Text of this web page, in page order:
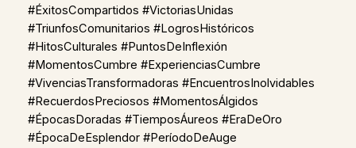
#ÉxitosCompartidos #VictoriasUnidas
#TriunfosComunitarios #LogrosHistóricos
#HitosCulturales #PuntosDeInflexión
#MomentosCumbre #ExperienciasCumbre
#VivenciasTransformadoras #EncuentrosInolvidables
#RecuerdosPreciosos #MomentosÁlgidos
#ÉpocasDoradas #TiemposÁureos #EraDeOro
#ÉpocaDeEsplendor #PeríodoDeAuge